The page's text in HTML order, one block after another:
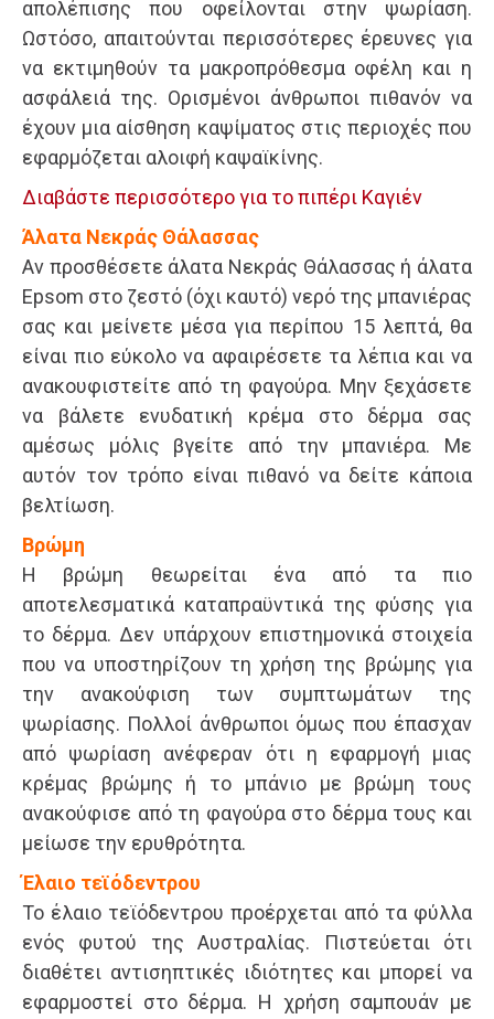
απολέπισης που οφείλονται στην ψωρίαση.
Ωστόσο, απαιτούνται περισσότερες έρευνες για
να εκτιμηθούν τα μακροπρόθεσμα οφέλη και η
ασφάλειά της. Ορισμένοι άνθρωποι πιθανόν να
έχουν μια αίσθηση καψίματος στις περιοχές που
εφαρμόζεται αλοιφή καψαϊκίνης.
Διαβάστε περισσότερο για το πιπέρι Καγιέν
Άλατα Νεκράς Θάλασσας
Αν προσθέσετε άλατα Νεκράς Θάλασσας ή άλατα
Epsom στο ζεστό (όχι καυτό) νερό της μπανιέρας
σας και μείνετε μέσα για περίπου 15 λεπτά, θα
είναι πιο εύκολο να αφαιρέσετε τα λέπια και να
ανακουφιστείτε από τη φαγούρα. Μην ξεχάσετε
να βάλετε ενυδατική κρέμα στο δέρμα σας
αμέσως μόλις βγείτε από την μπανιέρα. Με
αυτόν τον τρόπο είναι πιθανό να δείτε κάποια
βελτίωση.
Βρώμη
Η βρώμη θεωρείται ένα από τα πιο
αποτελεσματικά καταπραϋντικά της φύσης για
το δέρμα. Δεν υπάρχουν επιστημονικά στοιχεία
που να υποστηρίζουν τη χρήση της βρώμης για
την ανακούφιση των συμπτωμάτων της
ψωρίασης. Πολλοί άνθρωποι όμως που έπασχαν
από ψωρίαση ανέφεραν ότι η εφαρμογή μιας
κρέμας βρώμης ή το μπάνιο με βρώμη τους
ανακούφισε από τη φαγούρα στο δέρμα τους και
μείωσε την ερυθρότητα.
Έλαιο τεϊόδεντρου
Το έλαιο τεϊόδεντρου προέρχεται από τα φύλλα
ενός φυτού της Αυστραλίας. Πιστεύεται ότι
διαθέτει αντισηπτικές ιδιότητες και μπορεί να
εφαρμοστεί στο δέρμα. Η χρήση σαμπουάν με